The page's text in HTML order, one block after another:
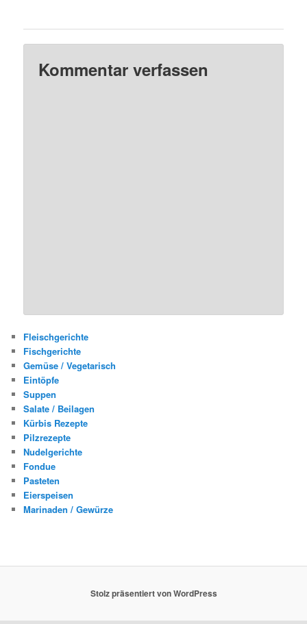
Kommentar verfassen
Fleischgerichte
Fischgerichte
Gemüse / Vegetarisch
Eintöpfe
Suppen
Salate / Beilagen
Kürbis Rezepte
Pilzrezepte
Nudelgerichte
Fondue
Pasteten
Eierspeisen
Marinaden / Gewürze
Stolz präsentiert von WordPress